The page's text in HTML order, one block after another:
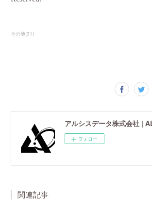
その他(31)
フォロー
関連記事